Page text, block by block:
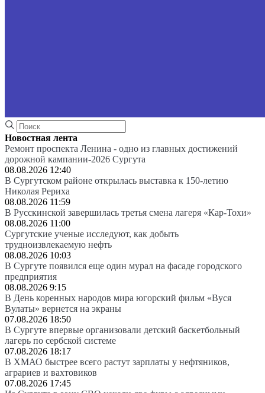
Новостная лента
Ремонт проспекта Ленина - одно из главных достижений
дорожной кампании-2026 Сургута
08.08.2026 12:40
В Сургутском районе открылась выставка к 150-летию
Николая Рериха
08.08.2026 11:59
В Русскинской завершилась третья смена лагеря «Кар-Тохи»
08.08.2026 11:00
Сургутские ученые исследуют, как добыть
трудноизвлекаемую нефть
08.08.2026 10:03
В Сургуте появился еще один мурал на фасаде городского
предприятия
08.08.2026 9:15
В День коренных народов мира югорский фильм «Вуся
Вулаты» вернется на экраны
07.08.2026 18:50
В Сургуте впервые организовали детский баскетбольный
лагерь по сербской системе
07.08.2026 18:17
В ХМАО быстрее всего растут зарплаты у нефтяников,
аграриев и вахтовиков
07.08.2026 17:45